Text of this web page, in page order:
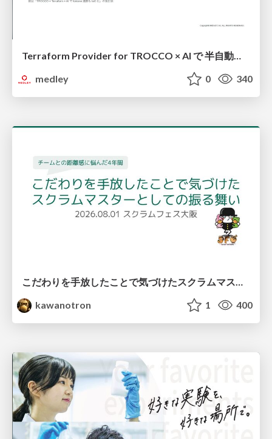
Terraform Provider for TROCCO × AI で 半自動化する複数プロダクトの連携運用 / Semi-Automating Multi-Product Data Integration Ops with the Terraform Provider for TROCCO × AI
medley
0 340
こだわりを手放したことで気づけたスクラムマスターとしての振る舞い
kawanotron
1 400